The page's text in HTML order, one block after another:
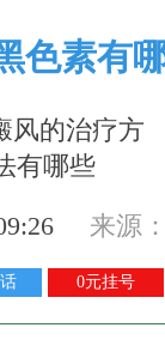
色素有
来源
0元挂号